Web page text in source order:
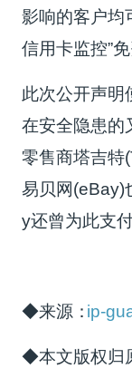
影响的客户均
信用卡监控”免
此次公开声明
在安全隐患的
零售商塔吉特
易贝网(eBay)
y还曾为此支
◆来源： ip-
◆本文版权归